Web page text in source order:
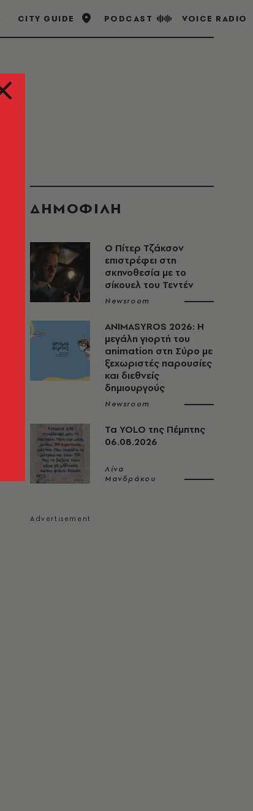
CITY GUIDE PODCAST VOICE RADIO
ΔΗΜΟΦΙΛΗ
Ο Πίτερ Τζάκσον
επιστρέφει στη
σκηνοθεσία με το
σίκουελ του Τεντέν
Newsroom
ANIMASYROS 2026: Η
μεγάλη γιορτή του
animation στη Σύρο με
ξεχωριστές παρουσίες
και διεθνείς
δημιουργούς
Newsroom
Τα YOLO της Πέμπτης
06.08.2026
Λίνα
Μανδράκου